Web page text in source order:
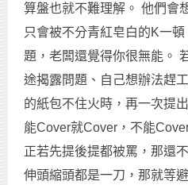
算盤也就不難理解。 他們會
只會被不分青紅皂白的K一
題，老闆還覺得你很無能。
途揭露問題、自己想辦法趕
的紙包不住火時，再一次提
能Cover就Cover，不能
正若先提後提都被罵，那還
伸頭縮頭都是一刀，那就等